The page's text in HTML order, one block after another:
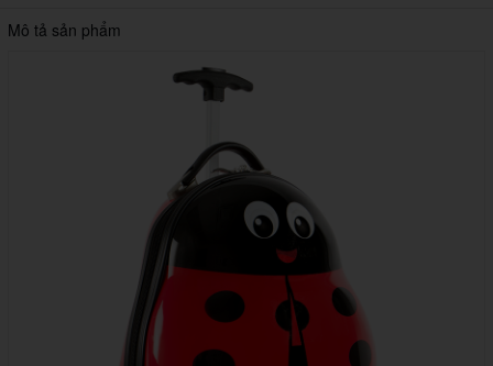
Mô tả sản phẩm